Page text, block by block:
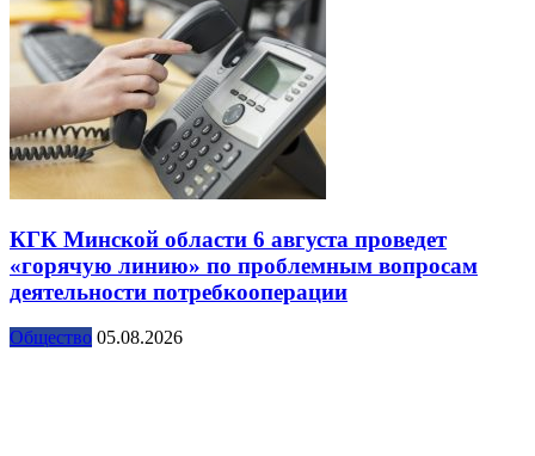
КГК Минской области 6 августа проведет
«горячую линию» по проблемным вопросам
деятельности потребкооперации
Общество 05.08.2026